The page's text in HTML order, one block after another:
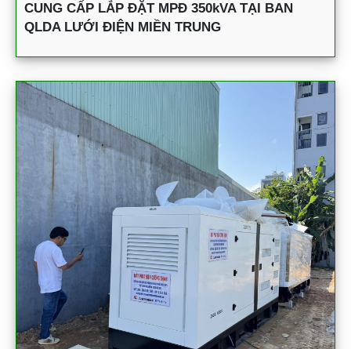
CUNG CẤP LẮP ĐẶT MPĐ 350kVA TẠI BAN
QLDA LƯỚI ĐIỆN MIỀN TRUNG